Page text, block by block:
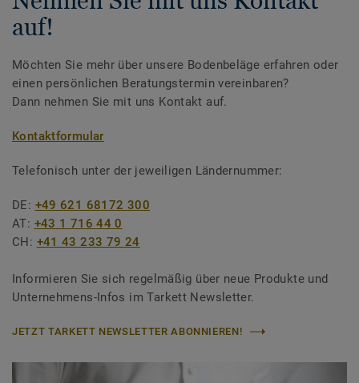
auf!
Möchten Sie mehr über unsere Bodenbeläge erfahren oder
einen persönlichen Beratungstermin vereinbaren?
Dann nehmen Sie mit uns Kontakt auf.
Kontaktformular
Telefonisch unter der jeweiligen Ländernummer:
DE: +49 621 68172 300
AT: +43 1 716 44 0
CH: +41 43 233 79 24
Informieren Sie sich regelmäßig über neue Produkte und
Unternehmens-Infos im Tarkett Newsletter.
JETZT TARKETT NEWSLETTER ABONNIEREN!